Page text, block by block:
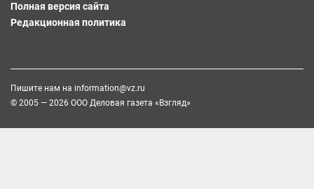
Полная версия сайта
Редакционная политика
Пишите нам на information@vz.ru
© 2005 — 2026 ООО Деловая газета «Взгляд»